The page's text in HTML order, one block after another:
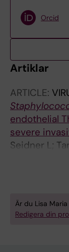
Orcid
Artiklar
ARTICLE:
endothelial
severe
Seidner L;
Bergonzini
Är du Lisa
Redigera din